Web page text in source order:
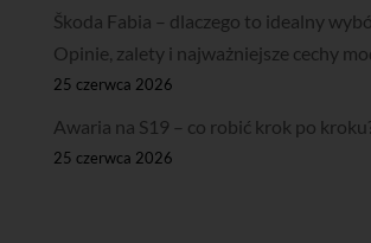
Škoda Fabia – dlaczego to idealny
Opinie, zalety i najważniejsze cechy
25 czerwca 2026
Awaria na S19 – co robić krok po
25 czerwca 2026